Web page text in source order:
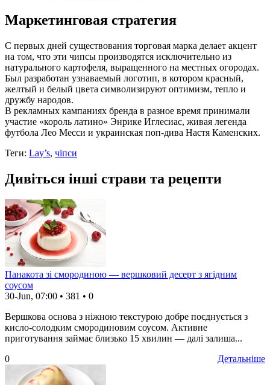
Маркетинговая стратегия
С первых дней существования торговая марка делает акцент
на том, что эти чипсы производятся исключительно из
натурального картофеля, выращенного на местных огородах.
Был разработан узнаваемый логотип, в котором красный,
желтый и белый цвета символизируют оптимизм, тепло и
дружбу народов.
В рекламных кампаниях бренда в разное время принимали
участие «король латино» Энрике Иглесиас, живая легенда
футбола Лео Месси и украинская поп-дива Настя Каменских.
Теги: Lay’s, чіпси
Дивіться інші страви та рецепти
Панакота зі смородиною — вершковий десерт з ягідним
соусом
30-Jun, 07:00 • 381 • 0
Вершкова основа з ніжною текстурою добре поєднується з
кисло-солодким смородиновим соусом. Активне
приготування займає близько 15 хвилин — далі залиша...
Детальніше
0